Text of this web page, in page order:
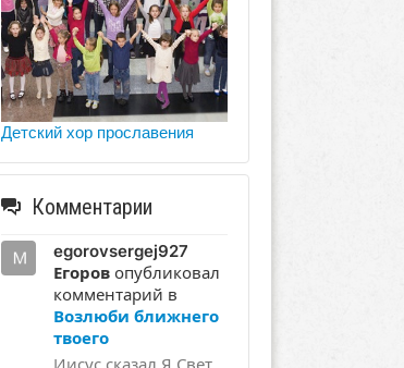
Детский хор прославения
Комментарии
egorovsergej927
Егоровопубликовал
комментарий в
Возлюби ближнего
твоего